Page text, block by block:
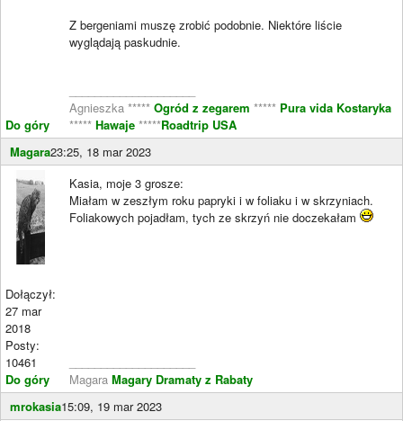
Do góry
Z bergeniami muszę zrobić podobnie. Niektóre liście
wyglądają paskudnie.
Agnieszka ***** Ogród z zegarem ***** Pura vida Kostaryka
***** Hawaje *****Roadtrip USA
Magara23:25, 18 mar 2023
Dołączył:
27 mar
2018
Posty:
10461
Do góry
Kasia, moje 3 grosze:
Miałam w zeszłym roku papryki i w foliaku i w skrzyniach.
Foliakowych pojadłam, tych ze skrzyń nie doczekałam
Magara Magary Dramaty z Rabaty
mrokasia15:09, 19 mar 2023